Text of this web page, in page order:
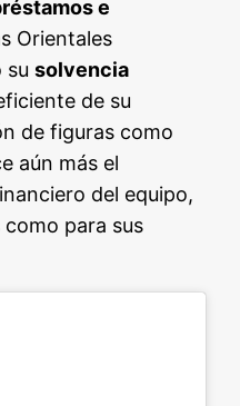
e
Orientales
susolvencia
de su
de figuras como
aún más el
del equipo,
para sus